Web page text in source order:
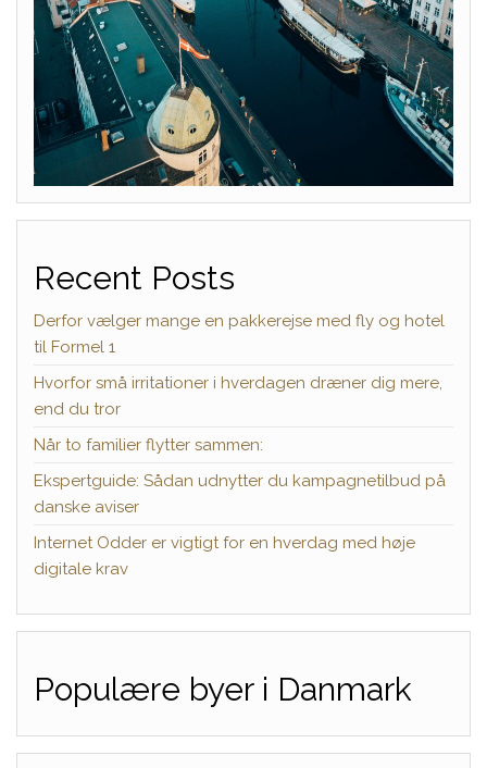
Recent Posts
Derfor vælger mange en pakkerejse med fly og hotel
til Formel 1
Hvorfor små irritationer i hverdagen dræner dig mere,
end du tror
Når to familier flytter sammen:
Ekspertguide: Sådan udnytter du kampagnetilbud på
danske aviser
Internet Odder er vigtigt for en hverdag med høje
digitale krav
Populære byer i Danmark